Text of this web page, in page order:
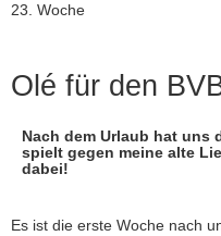
23. Woche
Olé für den
Nach dem Urlaub hat uns
spielt gegen meine alte
dabei!
Es ist die erste Woche nach